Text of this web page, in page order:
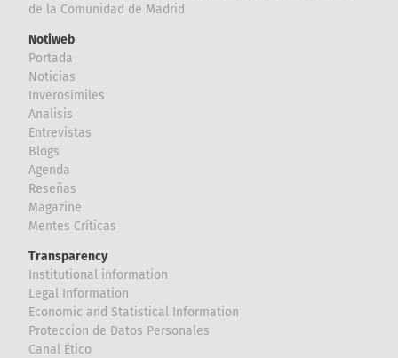
de la Comunidad de Madrid
Notiweb
Portada
Noticias
Inverosímiles
Analisis
Entrevistas
Blogs
Agenda
Reseñas
Magazine
Mentes Críticas
Transparency
Institutional information
Legal Information
Economic and Statistical Information
Proteccion de Datos Personales
Canal Ético